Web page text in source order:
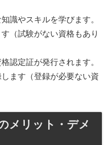
識やスキルを学びます。
（試験がない資格もあり
認定証が発行されます。
ます（登録が必要ない資
メリット・デメ